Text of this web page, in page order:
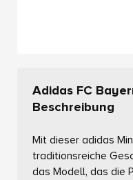
Adidas FC
Beschreibung
Mit dieser adidas
traditionsreiche
das Modell, das die